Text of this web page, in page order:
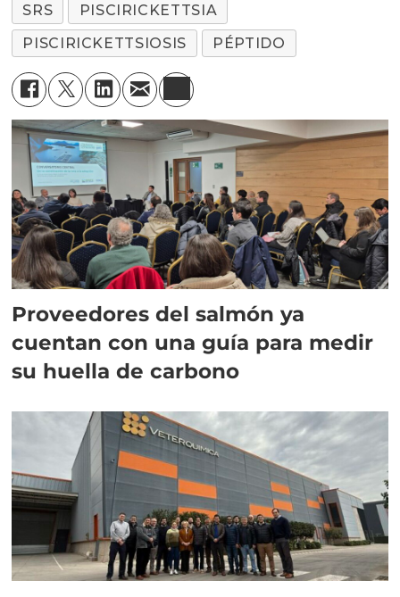
SRS
PISCIRICKETTSIA
PISCIRICKETTSIOSIS
PÉPTIDO
Proveedores del salmón ya
cuentan con una guía para medir
su huella de carbono